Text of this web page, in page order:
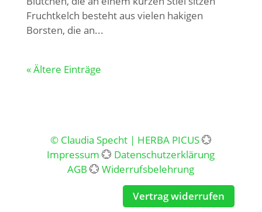
Fruchtkelch besteht aus vielen hakigen
Borsten, die an...
« Ältere Einträge
© Claudia Specht | HERBA PICUS💮
Impressum 💮 Datenschutzerklärung
AGB 💮Widerrufsbelehrung
Vertrag widerrufen